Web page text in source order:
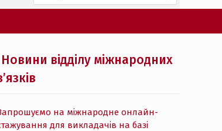
Новини відділу міжнародних
на міжнародне онлайн-
для викладачів на базі